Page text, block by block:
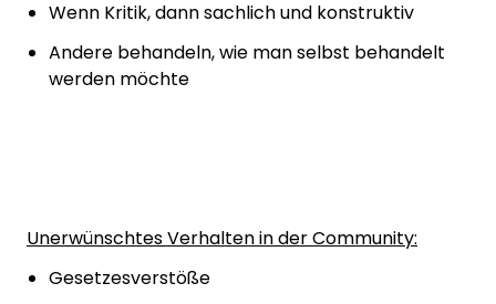
Wenn Kritik, dann sachlich und konstruktiv
Andere behandeln, wie man selbst behandelt
werden möchte
Unerwünschtes Verhalten in der Community:
Gesetzesverstöße